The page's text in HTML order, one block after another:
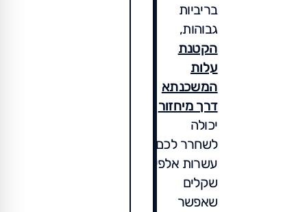
בריביות
גבוהות,
הקטנת
עלות
המשכנתא
דרך מיחזור
יכולה
לשחרר לכם
עשרות אלפי
שקלים
שאפשר